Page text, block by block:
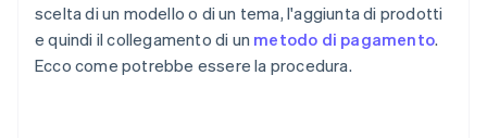
scelta di un modello o di un tema, l'aggiunta di prodotti
e quindi il collegamento di un metodo di pagamento.
Ecco come potrebbe essere la procedura.